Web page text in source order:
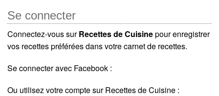
Se connecter
Connectez-vous surRecettes de Cuisinepour enregistrer
vos recettes préférées dans votre carnet de recettes.
Se connecter avec Facebook :
Ou utilisez votre compte sur Recettes de Cuisine :